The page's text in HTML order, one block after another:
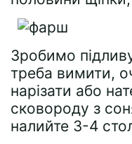
Зробимо
треба вимити,
нарізати або
сковороду з
налийте 3-4